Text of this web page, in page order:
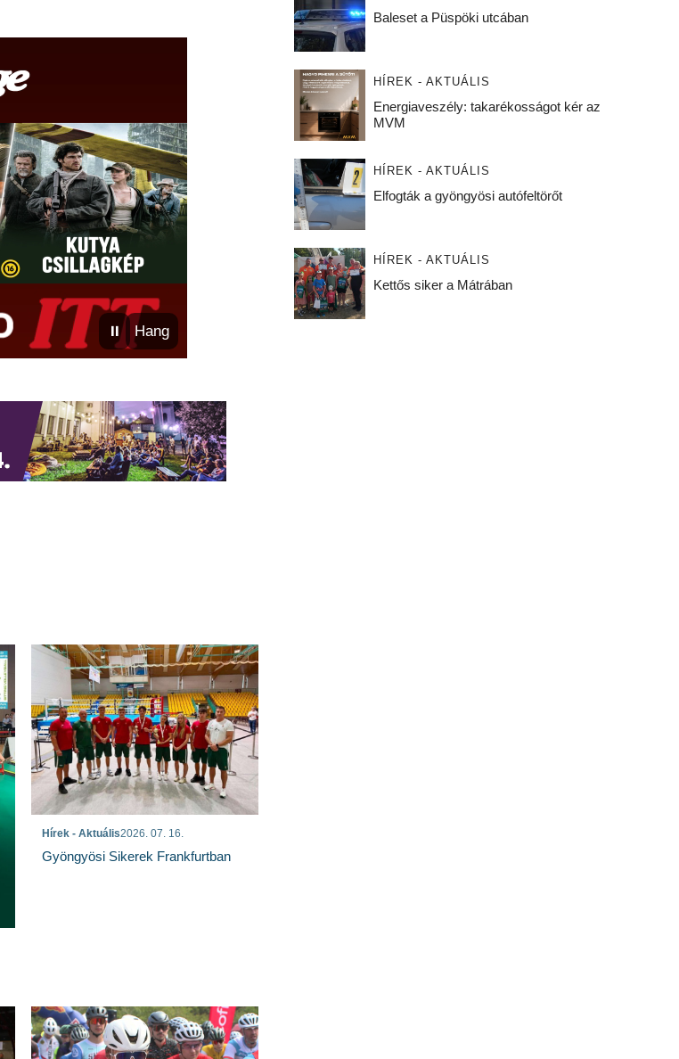
⏸ Hang
Hírek - Aktuális2026. 07. 16.
Gyöngyösi Sikerek Frankfurtban
Baleset a Püspöki utcában
HÍREK - AKTUÁLIS
Energiaveszély: takarékosságot kér az
MVM
HÍREK - AKTUÁLIS
Elfogták a gyöngyösi autófeltörőt
HÍREK - AKTUÁLIS
Kettős siker a Mátrában